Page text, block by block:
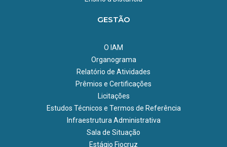
GESTÃO
O IAM
Organograma
Relatório de Atividades
Prêmios e Certificações
Licitações
Estudos Técnicos e Termos de Referência
Infraestrutura Administrativa
Sala de Situação
Estágio Fiocruz